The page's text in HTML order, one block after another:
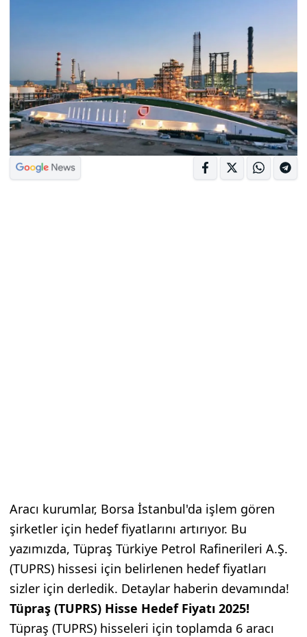
Aracı kurumlar, Borsa İstanbul'da işlem gören
şirketler için hedef fiyatlarını artırıyor. Bu
yazımızda, Tüpraş Türkiye Petrol Rafinerileri A.Ş.
(TUPRS) hissesi için belirlenen hedef fiyatları
sizler için derledik. Detaylar haberin devamında!
Tüpraş (TUPRS) Hisse Hedef Fiyatı 2025!
Tüpraş (TUPRS) hisseleri için toplamda 6 aracı